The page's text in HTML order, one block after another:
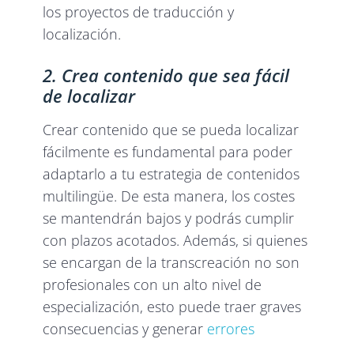
los proyectos de traducción y
localización.
2. Crea contenido que sea fácil
de localizar
Crear contenido que se pueda localizar
fácilmente es fundamental para poder
adaptarlo a tu estrategia de contenidos
multilingüe. De esta manera, los costes
se mantendrán bajos y podrás cumplir
con plazos acotados. Además, si quienes
se encargan de la transcreación no son
profesionales con un alto nivel de
especialización, esto puede traer graves
consecuencias y generar errores